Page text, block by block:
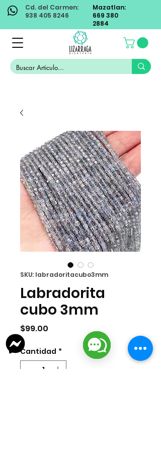
Cd. del Carmen:
938 405 8246
Mazatlan:
669 380
2884
SKU: labradoritacubo3mm
Labradorita
cubo 3mm
$99.00
Cantidad *